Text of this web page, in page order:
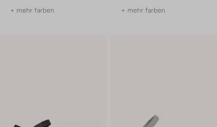
+ mehr farben + mehr farben